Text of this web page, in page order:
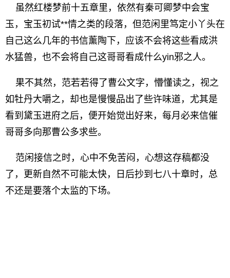
虽然红楼梦前十五章里，依然有秦可卿梦中会宝
玉，宝玉初试**情之类的段落，但范闲里笃定小丫头在
自己这么几年的书信薰陶下，应该不会将这些看成洪
水猛兽，也不会将自己这哥哥看成什么yin邪之人。
果不其然，范若若得了曹公文字，懵懂读之，视之
如牡丹大嚼之，却也是慢慢品出了些许味道，尤其是
看到黛玉进府之后，便开始觉出好来，每月必来信催
哥哥多向那曹公多求些。
范闲接信之时，心中不免苦闷，心想这存稿都没
了，更新自然不可能太快，日后抄到七八十章时，总
不还是要落个太监的下场。